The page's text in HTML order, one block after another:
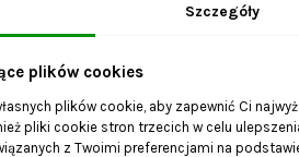
Szczegóły
plików cookies
plików cookie, aby zapewnić Ci
pliki cookie stron trzecich w celu
z Twoimi preferencjami na